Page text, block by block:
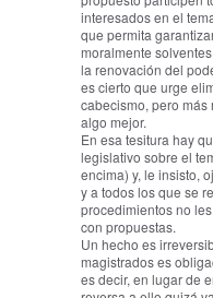
interesados en el
que permita
moralmente
la renovación del
es cierto que urge
cabecismo, pero
algo mejor.
En esa tesitura hay
legislativo sobre el
encima) y, le insisto,
y a todos los que se
procedimientos no
con propuestas.
Un hecho es
magistrados es
es decir, en lugar de